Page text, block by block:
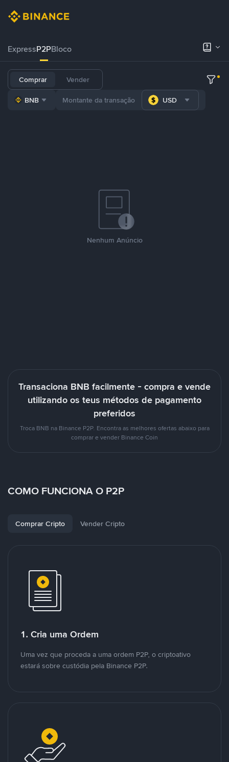
ExpressP2PBloco
Comprar Vender
BNB USD
Nenhum Anúncio
Transaciona BNB facilmente - compra e vende
utilizando os teus métodos de pagamento
preferidos
Troca BNB na Binance P2P. Encontra as melhores ofertas abaixo para
comprar e vender Binance Coin
COMO FUNCIONA O P2P
Comprar Cripto Vender Cripto
1. Cria uma Ordem
Uma vez que proceda a uma ordem P2P, o criptoativo
estará sobre custódia pela Binance P2P.